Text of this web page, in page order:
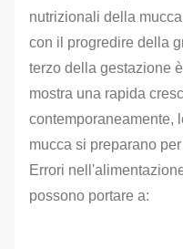
nutrizionali della
con il progredire della
terzo della gestazione
mostra una rapida
contemporaneamente,
mucca si preparano
Errori
possono portare a: